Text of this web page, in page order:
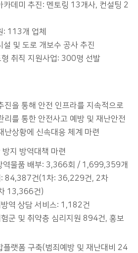
카데미 추진: 멘토링 13개사, 컨설팅 2
: 113개 업체
설 및 도로 개보수 공사 추진
취직 지원사업: 300명 선발
진을 통해 안전 인프라를 지속적으로
리를 통한 안전사고 예방 및 재난안전
난상황에 신속대응 체계 마련
지 방역대책 마련
역물품 배부: 3,366회 / 1,699,359개
: 84,387건(1차: 36,229건, 2차
13,366건)
역 상담 서비스: 1,182건
군 및 취약층 심리지원 894건, 홍보
플랫폼 구축(범죄예방 및 재난대비 24